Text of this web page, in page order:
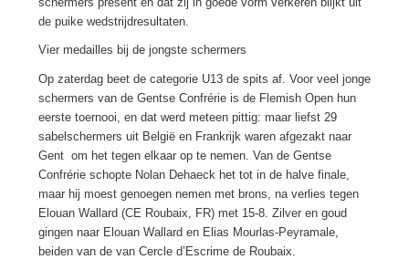
de puike wedstrijdresultaten.
Vier medailles bij de jongste schermers
Op zaterdag beet de categorie U13 de spits af. Voor veel jonge
schermers van de Gentse Confrérie is de Flemish Open hun
eerste toernooi, en dat werd meteen pittig: maar liefst 29
sabelschermers uit België en Frankrijk waren afgezakt naar
Gent om het tegen elkaar op te nemen. Van de Gentse
Confrérie schopte Nolan Dehaeck het tot in de halve finale,
maar hij moest genoegen nemen met brons, na verlies tegen
Elouan Wallard (CE Roubaix, FR) met 15-8. Zilver en goud
gingen naar Elouan Wallard en Elias Mourlas-Peyramale,
beiden van de van Cercle d’Escrime de Roubaix.